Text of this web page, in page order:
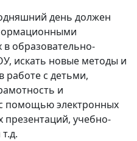
день должен
в образовательно-
искать новые методы и
с детьми,
и
помощью электронных
учебно-